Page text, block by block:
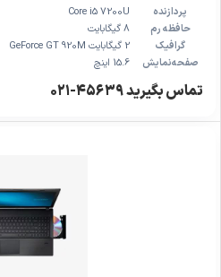
پردازنده
Core i5 7200U
حافظه رم
8 گیگابایت
گرافیک
2 گیگابایت GeForce GT 920M
صفحه‌نمایش
15.6 اینچ
تماس بگیرید ۴۵۶۳۹-۰۲۱